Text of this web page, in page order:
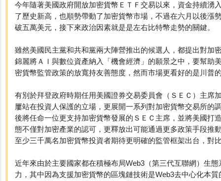
今年隨著美國政府開放加密貨幣ＥＴＦ交易以來，資金持續湧
了歷史新高，也順勢帶動了加密貨幣市場，不過在六月以後漲
破五萬美元，接下來政治因素就是是左右比特幣走勢的關鍵。
雖然美國民主黨和共和黨兩大陣營推出的候選人，都提出對加
錦麗將ＡＩ與數位資產納入「機會經濟」的願景之中，要幫助
密貨幣監管政策的放寬持友善態度，然而市場更看好的是川普
有別於拜登政府時期任用美國證券交易委員會（ＳＥＣ）主席
屢站在投資人保護的立場，更展開一系列對加密貨幣交易所的
後將任命一位更支持加密貨幣發展的ＳＥＣ主席，並將美國打
態不僅對加密產業的認可，更釋放出可能通過更多政策手段推
至少三千萬名加密貨幣投資者期待更明確的監管框架出台，對
近年來由於主要國家都在積極布局Web3（第三代互聯網）生
力，其中因為支援加密貨幣的區塊鏈技術是Web3去中心化本